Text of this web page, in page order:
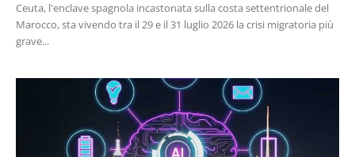
Ceuta, l'enclave spagnola incastonata sulla costa settentrionale del
Marocco, sta vivendo tra il 29 e il 31 luglio 2026 la crisi migratoria più
grave...